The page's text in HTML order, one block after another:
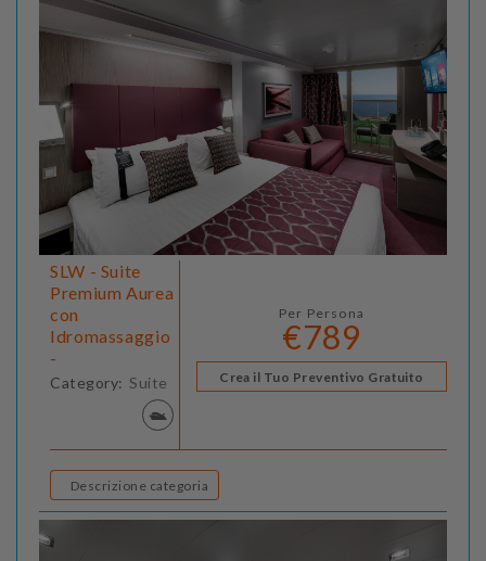
SLW - Suite
Premium Aurea
con
Idromassaggio
-
Category: Suite
Per Persona
€789
Crea il Tuo Preventivo Gratuito
Descrizione categoria